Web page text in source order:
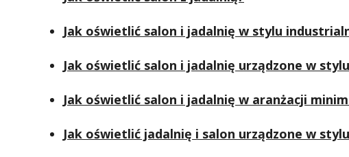
Jak oświetlić salon i jadalnię w stylu
Jak oświetlić salon i jadalnię urządzone w
Jak oświetlić salon i jadalnię w aranżacji
Jak oświetlić jadalnię i salon urządzone w